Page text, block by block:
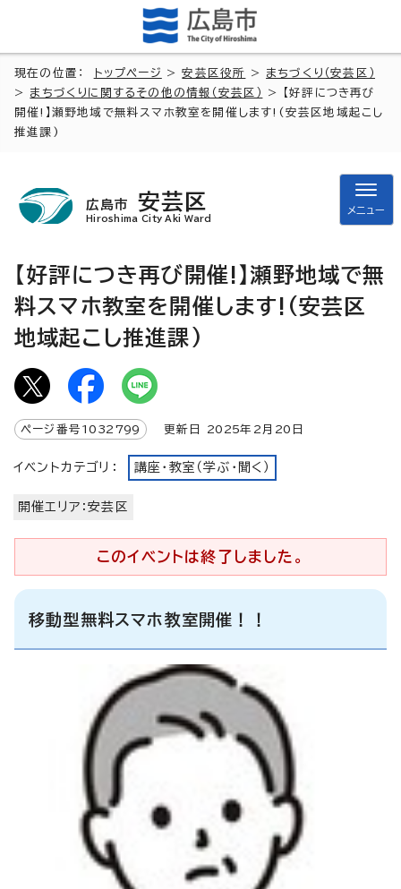
現在の位置： トップページ >安芸区役所 > まちづくり（安芸区）
> まちづくりに関するその他の情報（安芸区）
> 【好評につき再び
開催!】瀬野地域で無料スマホ教室を開催します!(安芸区地域起こし
推進課)
広島市 安芸区
Hiroshima City Aki Ward
メニュー
【好評につき再び開催!】瀬野地域で無
料スマホ教室を開催します!(安芸区
地域起こし推進課)
ページ番号 1032799 更新日 2025年2月 20 日
イベントカテゴリ： 講座・教室（学ぶ・聞く）
開催エリア：安芸区
このイベントは終了しました。
移動型無料スマホ教室開催！！